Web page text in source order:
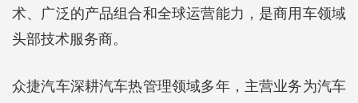
术、广泛的产品组合和全球运营能力，是商用车领域
头部技术服务商。
众捷汽车深耕汽车热管理领域多年，主营业务为汽车